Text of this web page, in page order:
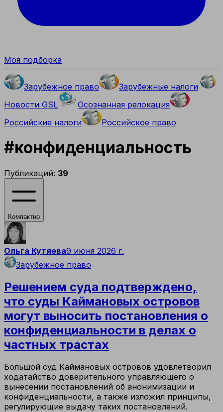
Моя подборка
Зарубежное право
Зарубежные налоги
Новости GSL
Осознанная релокация
Российские налоги
Российское право
#конфиденциальность
Публикаций: 39
Компактно
Ольга Кутяева9 июня 2026 г.
Зарубежное право
Решением суда подтверждено,
что суды Каймановых островов
могут выносить постановления о
конфиденциальности в делах о
частных трастах
Большой суд Каймановых островов удовлетворил
ходатайство доверительного управляющего о
вынесении постановлений об анонимизации и
конфиденциальности, а также изложил принципы,
регулирующие выдачу таких постановлений.